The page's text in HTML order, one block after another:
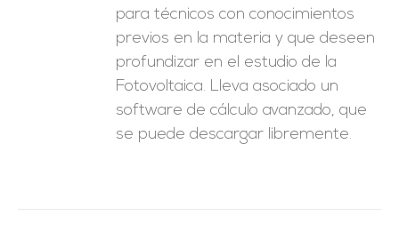
para técnicos con conocimientos
previos en la materia y que deseen
profundizar en el estudio de la
Fotovoltaica. Lleva asociado un
software de cálculo avanzado, que
se puede descargar libremente.